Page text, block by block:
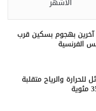
بهجوم بسكين قرب
الفرنسية
والرياح متقلبة